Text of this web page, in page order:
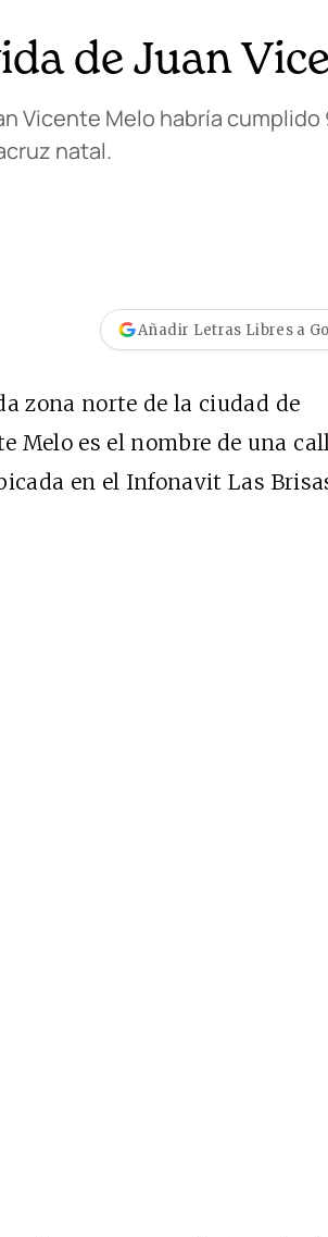
de Juan
Vicente Melo habría
natal.
Añadir Letras Libres a
zona norte de la ciudad de
Melo es el nombre de una
en el Infonavit Las